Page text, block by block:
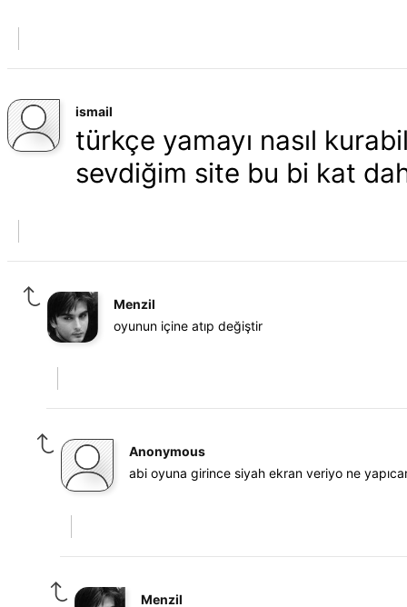
ismail
türkçe yamayı nasıl
sevdiğim site bu bi kat
Menzil
oyunun içine atıp değiştir
Anonymous
abi oyuna girince siyah ekran veriyo ne
Menzil